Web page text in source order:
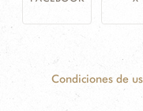
Condiciones de